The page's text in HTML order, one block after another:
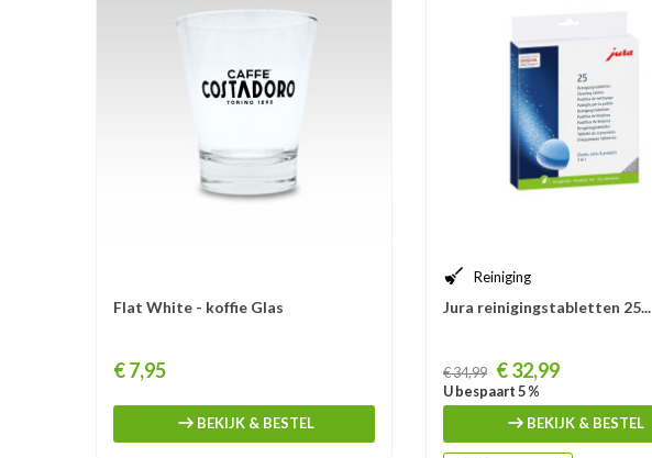
Flat White - koffie Glas
Prijs
€ 7,95
BEKIJK & BESTEL
Reiniging
Jura reinigingstabletten 25...
Prijs
€ 34,99 € 32,99
U bespaart 5 %
BEKIJK & BESTEL